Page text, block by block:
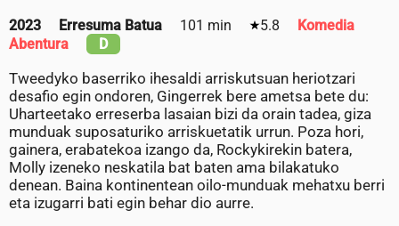
2023 Erresuma Batua 101 min 5.8
Komedia
Abentura
D
Tweedyko baserriko ihesaldi arriskutsuan heriotzari
desafio egin ondoren, Gingerrek bere ametsa bete du:
Uharteetako erreserba lasaian bizi da orain tadea, giza
munduak suposaturiko arriskuetatik urrun. Poza hori,
gainera, erabatekoa izango da, Rockykirekin batera,
Molly izeneko neskatila bat baten ama bilakatuko
denean. Baina kontinentean oilo-munduak mehatxu berri
eta izugarri bati egin behar dio aurre.